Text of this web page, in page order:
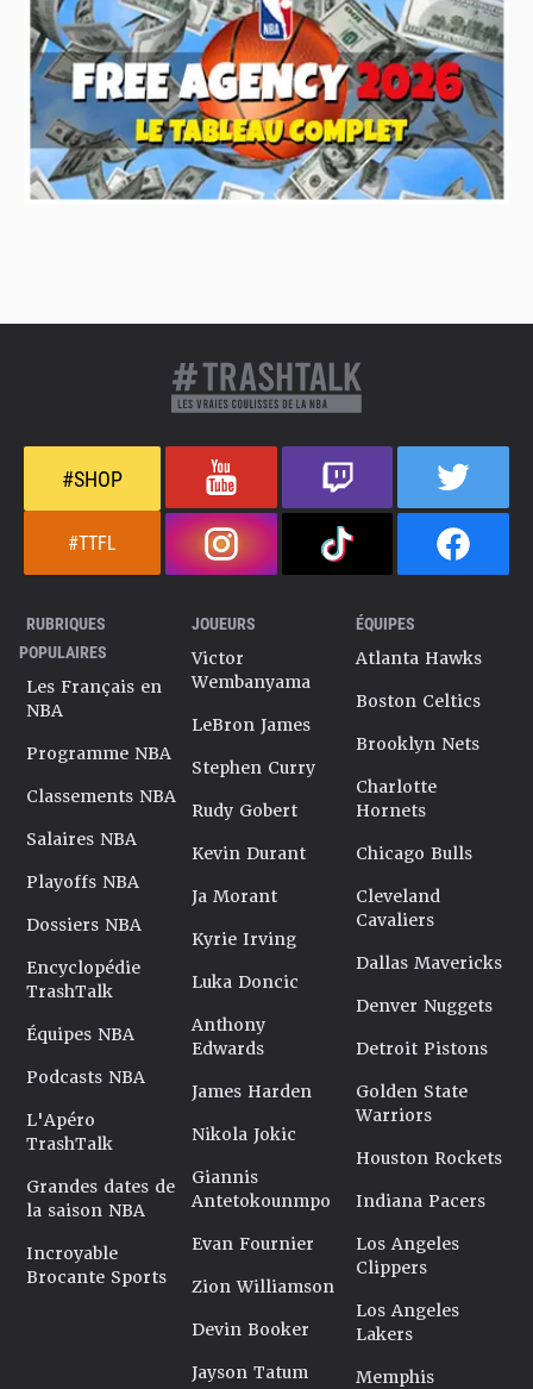
#SHOP
#TTFL
RUBRIQUES
POPULAIRES
Les Français en
NBA
Programme NBA
Classements NBA
Salaires NBA
Playoffs NBA
Dossiers NBA
Encyclopédie
TrashTalk
Équipes NBA
Podcasts NBA
L'Apéro
TrashTalk
Grandes dates de
la saison NBA
Incroyable
Brocante Sports
JOUEURS
Victor
Wembanyama
LeBron James
Stephen Curry
Rudy Gobert
Kevin Durant
Ja Morant
Kyrie Irving
Luka Doncic
Anthony
Edwards
James Harden
Nikola Jokic
Giannis
Antetokounmpo
Evan Fournier
Zion Williamson
Devin Booker
Jayson Tatum
ÉQUIPES
Atlanta Hawks
Boston Celtics
Brooklyn Nets
Charlotte
Hornets
Chicago Bulls
Cleveland
Cavaliers
Dallas Mavericks
Denver Nuggets
Detroit Pistons
Golden State
Warriors
Houston Rockets
Indiana Pacers
Los Angeles
Clippers
Los Angeles
Lakers
Memphis